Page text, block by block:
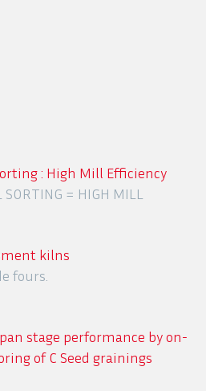
: High Mill Efficiency
SORTING = HIGH MILL
kilns
fours.
stage performance by on-
of C Seed grainings